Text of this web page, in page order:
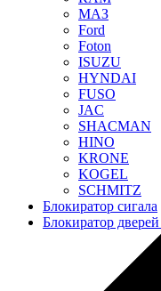
МАЗ
Ford
Foton
ISUZU
HYNDAI
FUSO
JAC
SHACMAN
HINO
KRONE
KOGEL
SCHMITZ
Блокиратор сигала
Блокиратор